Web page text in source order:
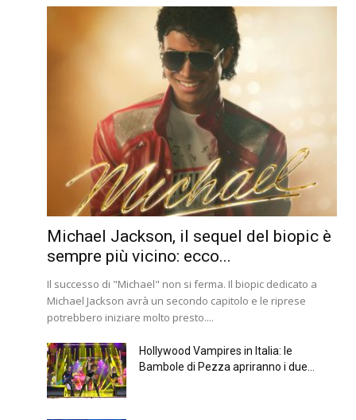
Michael Jackson, il sequel del biopic è
sempre più vicino: ecco...
Il successo di "Michael" non si ferma. Il biopic dedicato a
Michael Jackson avrà un secondo capitolo e le riprese
potrebbero iniziare molto presto....
Hollywood Vampires in Italia: le
Bambole di Pezza apriranno i due...